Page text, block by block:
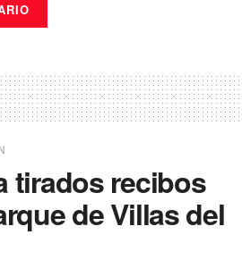
tirados recibos
de Villas del